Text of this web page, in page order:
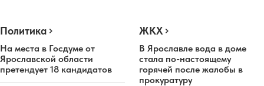
Политика
На места в Госдуме от
Ярославской области
претендует 18 кандидатов
ЖКХ
В Ярославле вода в доме
стала по-настоящему
горячей после жалобы в
прокуратуру